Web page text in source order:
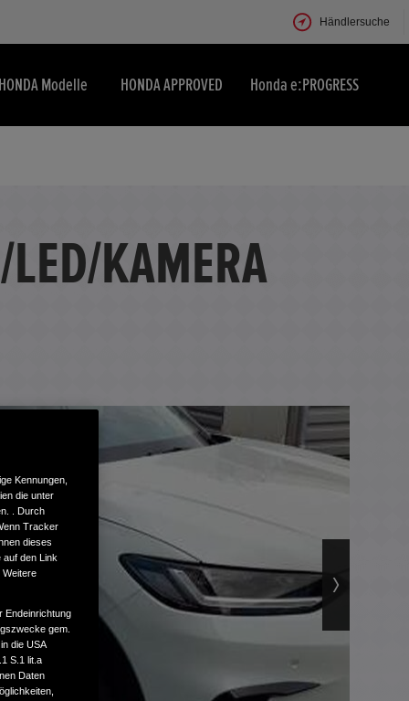
Händlersuche
Modelle HONDA APPROVED Honda e:PROGRESS
KAMERA
Kennungen,
die unter
. Durch
Tracker
dieses
auf den Link
Weitere
Endeinrichtung
gem.
die USA
S.1 lit.a
Daten